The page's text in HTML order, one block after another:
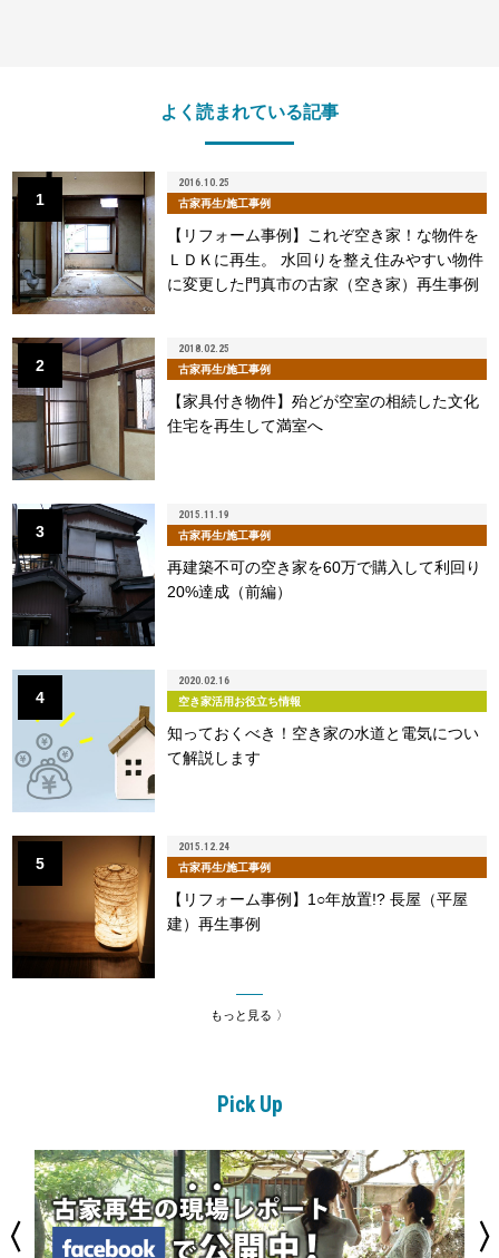
よく読まれている記事
1
2016.10.25
古家再生/施工事例
【リフォーム事例】これぞ空き家！な物件を
ＬＤＫに再生。 水回りを整え住みやすい物件
に変更した門真市の古家（空き家）再生事例
2
2018.02.25
古家再生/施工事例
【家具付き物件】殆どが空室の相続した文化
住宅を再生して満室へ
3
2015.11.19
古家再生/施工事例
再建築不可の空き家を60万で購入して利回り
20%達成（前編）
4
2020.02.16
空き家活用お役立ち情報
知っておくべき！空き家の水道と電気につい
て解説します
5
2015.12.24
古家再生/施工事例
【リフォーム事例】1○年放置!? 長屋（平屋
建）再生事例
もっと見る
Pick Up